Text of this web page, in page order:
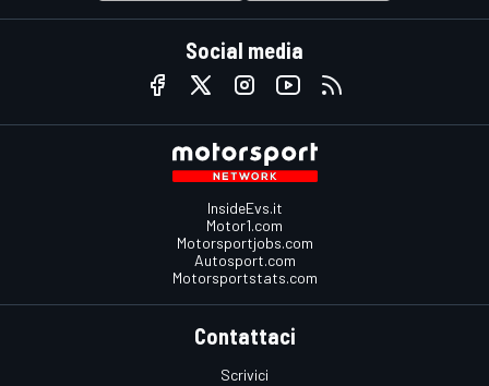
Social media
InsideEvs.it
Motor1.com
Motorsportjobs.com
Autosport.com
Motorsportstats.com
Contattaci
Scrivici